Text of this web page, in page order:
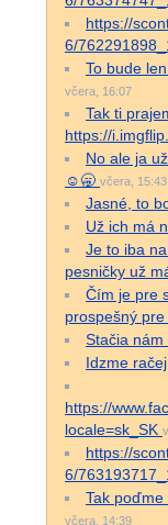
https://
6/
To bude
včera, 16:07
Tak ti
https://
No ale ja
☺️🥱 včera, 15:43
Jasné, to
Už ich má
Je to iba
pesničky už
Čím je pre
prospešný
Stačia
Idzme
https://
locale=sk_SK
https://
6/
Tak
včera, 14:39